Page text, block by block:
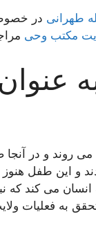
طهرانی در
مکتب وحی
می روند و در
و این طفل هنوز
انسان می كند كه
به فعلیات